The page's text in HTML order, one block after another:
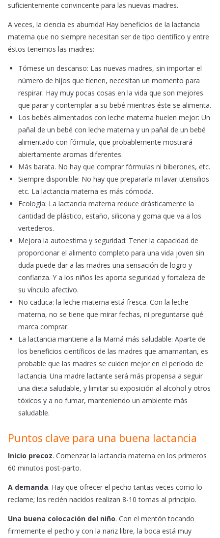
suficientemente convincente para las nuevas madres.
A veces, la ciencia es aburrida! Hay beneficios de la lactancia
materna que no siempre necesitan ser de tipo científico y entre
éstos tenemos las madres:
Tómese un descanso: Las nuevas madres, sin importar el
número de hijos que tienen, necesitan un momento para
respirar. Hay muy pocas cosas en la vida que son mejores
que parar y contemplar a su bebé mientras éste se alimenta.
Los bebés alimentados con leche materna huelen mejor: Un
pañal de un bebé con leche materna y un pañal de un bebé
alimentado con fórmula, que probablemente mostrará
abiertamente aromas diferentes.
Más barata. No hay que comprar fórmulas ni biberones, etc.
Siempre disponible: No hay que prepararla ni lavar utensilios
etc. La lactancia materna es más cómoda.
Ecología: La lactancia materna reduce drásticamente la
cantidad de plástico, estaño, silicona y goma que va a los
vertederos.
Mejora la autoestima y seguridad: Tener la capacidad de
proporcionar el alimento completo para una vida joven sin
duda puede dar a las madres una sensación de logro y
confianza. Y a los niños les aporta seguridad y fortaleza de
su vínculo afectivo.
No caduca: la leche materna está fresca. Con la leche
materna, no se tiene que mirar fechas, ni preguntarse qué
marca comprar.
La lactancia mantiene a la Mamá más saludable: Aparte de
los beneficios científicos de las madres que amamantan, es
probable que las madres se cuiden mejor en el período de
lactancia. Una madre lactante será más propensa a seguir
una dieta saludable, y limitar su exposición al alcohol y otros
tóxicos y a no fumar, manteniendo un ambiente más
saludable.
Puntos clave para una buena lactancia
Inicio precoz. Comenzar la lactancia materna en los primeros
60 minutos post-parto.
A demanda. Hay que ofrecer el pecho tantas veces como lo
reclame; los recién nacidos realizan 8-10 tomas al principio.
Una buena colocación del niño. Con el mentón tocando
firmemente el pecho y con la nariz libre, la boca está muy